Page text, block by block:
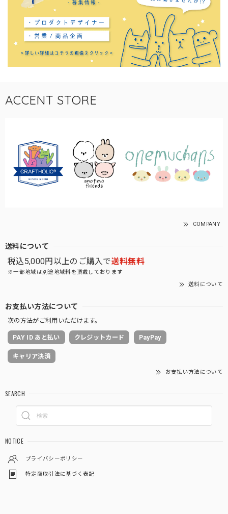
ACCENT STORE
COMPANY
送料について
税込5,000円以上のご購入で送料無料
※一部地域は別途地域料を頂戴しております
送料について
お支払い方法について
次の方法がご利用いただけます。
PAY ID あと払い クレジットカード PayPay
キャリア決済
お支払い方法について
SEARCH
NOTICE
プライバシーポリシー
特定商取引法に基づく表記